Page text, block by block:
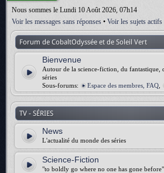
Nous sommes le Lundi 10 Août 2026, 07h14
Voir les messages sans réponses • Voir les sujets actifs
Forum de CobaltOdyssée et de Soleil Vert
Bienvenue
Autour de la science-fiction, du fantastique,
séries
Sous-forums:
Espace des membres, FAQ
TV - SÉRIES
News
L'actualité du monde des séries
Science-Fiction
"to boldly go where no one has gone before"